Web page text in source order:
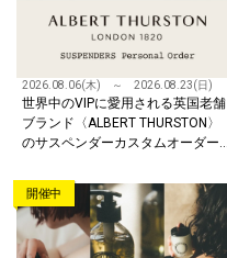
2026.08.06(木) ～ 2026.08.23(日)
世界中のVIPに愛用される英国老舗
ブランド〈ALBERT THURSTON〉
のサスペンダーカスタムオーダー
開催中